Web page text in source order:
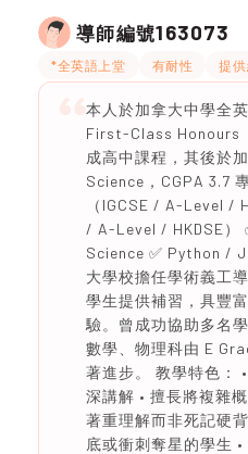
導師編號163073
*全英語上堂 有耐性 提
本人於加拿大中學全
First-Class Honours
成高中課程，其後於
Science，CGPA 3.7
（IGCSE / A-Level /
/ A-Level / HKDSE）
Science ✅ Python /
大學校擔任學術義工
學生提供補習，具豐
驗。曾成功協助多名
數學、物理科由 E
著進步。 教學特色：
深講解 • 擅長將複雜
著重理解而非死記硬
底或衝刺奪星的學生